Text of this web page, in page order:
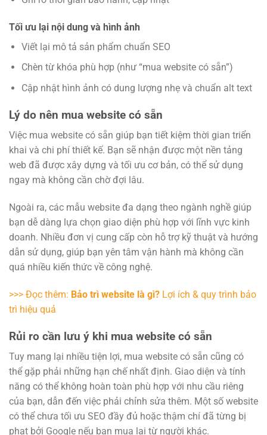
Tối ưu lại nội dung và hình ảnh
Viết lại mô tả sản phẩm chuẩn SEO
Chèn từ khóa phù hợp (như “mua website có sẵn”)
Cập nhật hình ảnh có dung lượng nhẹ và chuẩn alt text
Lý do nên mua website có sẵn
Việc mua website có sẵn giúp bạn tiết kiệm thời gian triển
khai và chi phí thiết kế. Bạn sẽ nhận được một nền tảng
web đã được xây dựng và tối ưu cơ bản, có thể sử dụng
ngay mà không cần chờ đợi lâu.
Ngoài ra, các mẫu website đa dạng theo ngành nghề giúp
bạn dễ dàng lựa chọn giao diện phù hợp với lĩnh vực kinh
doanh. Nhiều đơn vị cung cấp còn hỗ trợ kỹ thuật và hướng
dẫn sử dụng, giúp bạn yên tâm vận hành mà không cần
quá nhiều kiến thức về công nghệ.
>>> Đọc thêm: Bảo trì website là gì? Lợi ích & quy trình bảo
trì hiệu quả
Rủi ro cần lưu ý khi mua website có sẵn
Tuy mang lại nhiều tiện lợi, mua website có sẵn cũng có
thể gặp phải những hạn chế nhất định. Giao diện và tính
năng có thể không hoàn toàn phù hợp với nhu cầu riêng
của bạn, dẫn đến việc phải chỉnh sửa thêm. Một số website
có thể chưa tối ưu SEO đầy đủ hoặc thậm chí đã từng bị
phạt bởi Google nếu bạn mua lại từ người khác.